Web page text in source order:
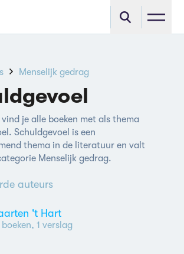
Menselijk gedrag
vind je alle boeken met als thema
Schuldgevoel is een
thema in de literatuur en valt
Menselijk gedrag.
auteurs
't Hart
1 verslag